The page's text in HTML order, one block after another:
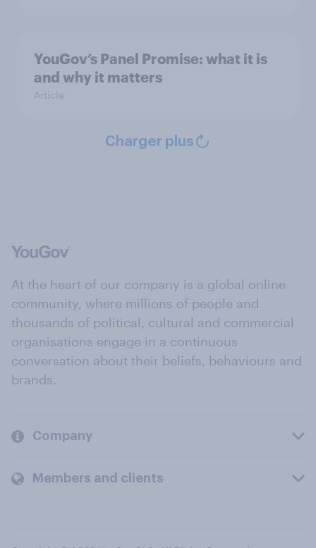
YouGov’s Panel Promise: what it is
and why it matters
Article
Charger plus
At the heart of our company is a global online
community, where millions of people and
thousands of political, cultural and commercial
organisations engage in a continuous
conversation about their beliefs, behaviours and
brands.
Company
Members and clients